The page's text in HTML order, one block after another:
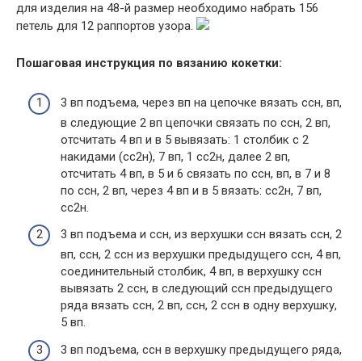
для изделия на 48-й размер необходимо набрать 156
петель для 12 раппортов узора.
Пошаговая инструкция по вязанию кокетки:
3 вп подъема, через вп на цепочке вязать ссн, вп,
в следующие 2 вп цепочки связать по ссн, 2 вп,
отсчитать 4 вп и в 5 вывязать: 1 столбик с 2
накидами (сс2н), 7 вп, 1 сс2н, далее 2 вп,
отсчитать 4 вп, в 5 и 6 связать по ссн, вп, в 7 и 8
по ссн, 2 вп, через 4 вп и в 5 вязать: сс2н, 7 вп,
сс2н.
3 вп подъема и ссн, из верхушки ссн вязать ссн, 2
вп, ссн, 2 ссн из верхушки предыдущего ссн, 4 вп,
соединительный столбик, 4 вп, в верхушку ссн
вывязать 2 ссн, в следующий ссн предыдущего
ряда вязать ссн, 2 вп, ссн, 2 ссн в одну верхушку,
5 вп.
3 вп подъема, ссн в верхушку предыдущего ряда,